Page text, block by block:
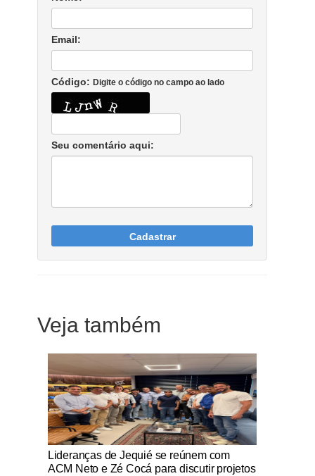
Email:
Código: Digite o código no campo ao lado
Seu comentário aqui:
Cadastrar
Veja também
Notícias Católicas
Lideranças de Jequié se reúnem com
ACM Neto e Zé Cocá para discutir projetos